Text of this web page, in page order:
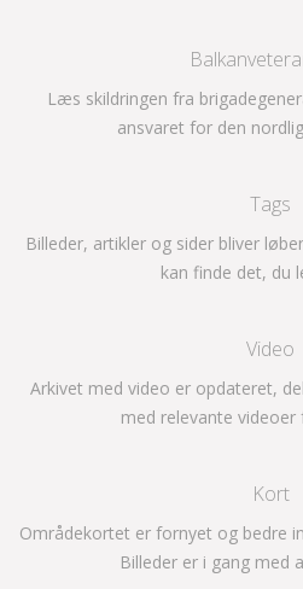
Læs skildringen fra
ansvaret for den
Tags
Billeder, artikler og sider bliver
kan finde det, du
Video
Arkivet med video er opdateret,
med relevante videoer
Kort
Områdekortet er fornyet og bedre
Billeder er i gang med